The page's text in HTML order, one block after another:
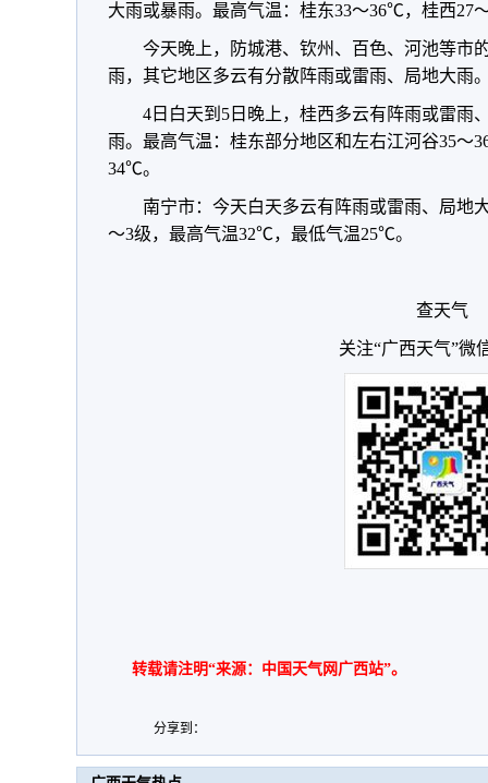
大雨或暴雨。最高气温：桂东33～36℃，桂西27
今天晚上，防城港、钦州、百色、河池等市
雨，其它地区多云有分散阵雨或雷雨、局地大雨
4日白天到5日晚上，桂西多云有阵雨或雷雨
雨。最高气温：桂东部分地区和左右江河谷35
34℃。
南宁市：今天白天多云有阵雨或雷雨、局地
～3级，最高气温32℃，最低气温25℃。
查天气
关注“广西天气”微
转载请注明“来源：中国天气网广西站”。
分享到：